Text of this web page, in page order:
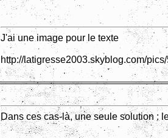
J'ai une image pour le texte
http://latigresse2003.skyblog.com/
Dans ces cas-là, une seule solution :